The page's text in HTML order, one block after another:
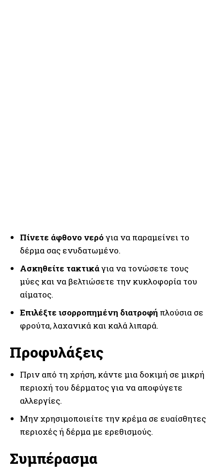
Πίνετε άφθονο νερόγια να παραμείνει το
δέρμα σας ενυδατωμένο.
Ασκηθείτε τακτικάγια να τονώσετε τους
μύες και να βελτιώσετε την κυκλοφορία του
αίματος.
Επιλέξτε ισορροπημένη διατροφή πλούσια σε
φρούτα, λαχανικά και καλά λιπαρά.
Προφυλάξεις
Πριν από τη χρήση, κάντε μια δοκιμή σε μικρή
περιοχή του δέρματος για να αποφύγετε
αλλεργίες.
Μην χρησιμοποιείτε την κρέμα σε ευαίσθητες
περιοχές ή δέρμα με ερεθισμούς.
Συμπέρασμα